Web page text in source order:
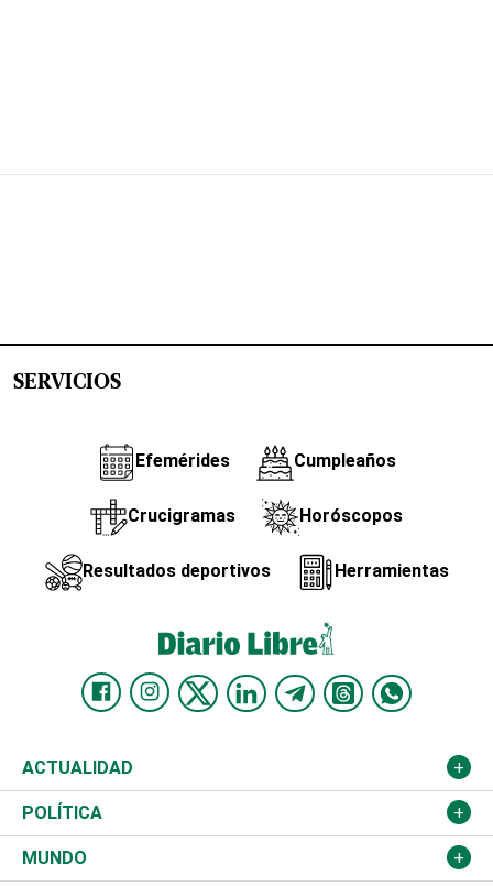
SERVICIOS
Efemérides Cumpleaños
Crucigramas Horóscopos
Resultados deportivos Herramientas
ACTUALIDAD
Nacional
Ciudad
POLÍTICA
Partidos
MUNDO